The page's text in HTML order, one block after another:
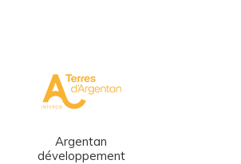
Argentan
développement